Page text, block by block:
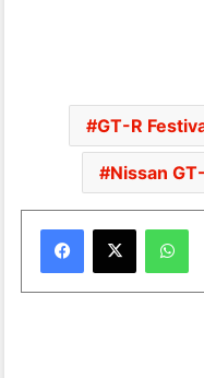
GT-R
Nissan